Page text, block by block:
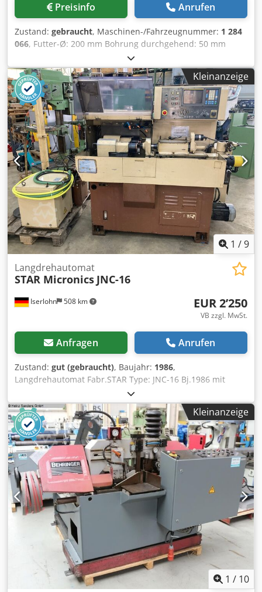
Preisinfo Anrufen
Zustand: gebraucht, Maschinen-/Fahrzeugnummer: 1 284
066, Futter-Ø: 200 mm Bohrung durchgehend: 50 mm
Aufnahme, Kurzkegel nach DIN 55027: Gr. 6 Aussen-Ø des
Spannzylinders: 290 mm Bauhoehe (Spannzylinder bis
Futter Vorderseite ohne Backen): 150 mm Crodpocm Tgkefx
Ahaof pneumatisch betaetigt
Kleinanzeige
1 /9
Iserlohn 508 km
Langdrehautomat
STAR Micronics JNC-16
EUR 2’250
VB zzgl. MwSt.
Anfragen Anrufen
Zustand: gut (gebraucht), Baujahr: 1986,
Langdrehautomat Fabr.STAR Type: JNC-16 Bj.1986 mit
Fanuc OT Steuerung . Stangenduchlassmax :16 mm.
Weitere Daten Siehe Datenblätter Csdpfx Asvbb U Hjhajrf
Maschinen Dokus Vorhanden .
Kleinanzeige
1 / 10